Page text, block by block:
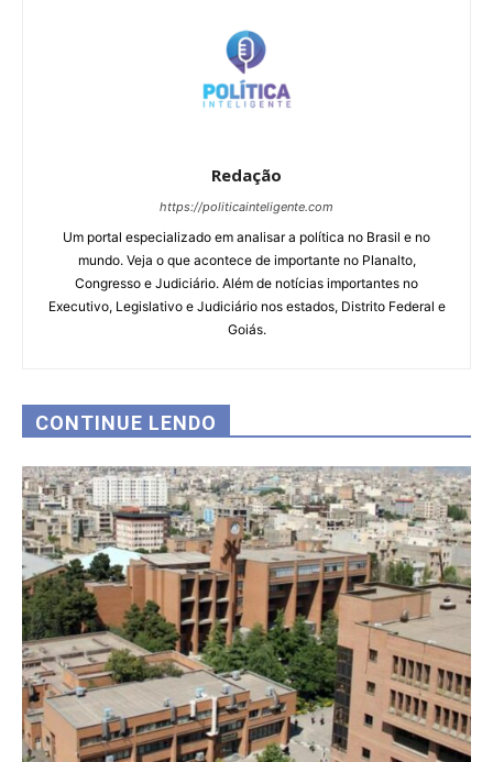
Redação
https://politicainteligente.com
Um portal especializado em analisar a política no Brasil e no
mundo. Veja o que acontece de importante no Planalto,
Congresso e Judiciário. Além de notícias importantes no
Executivo, Legislativo e Judiciário nos estados, Distrito Federal e
Goiás.
CONTINUE LENDO